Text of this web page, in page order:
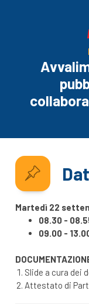
Martedì 22
08.30 -
09.00 -
Slide a cura dei
Attestato di